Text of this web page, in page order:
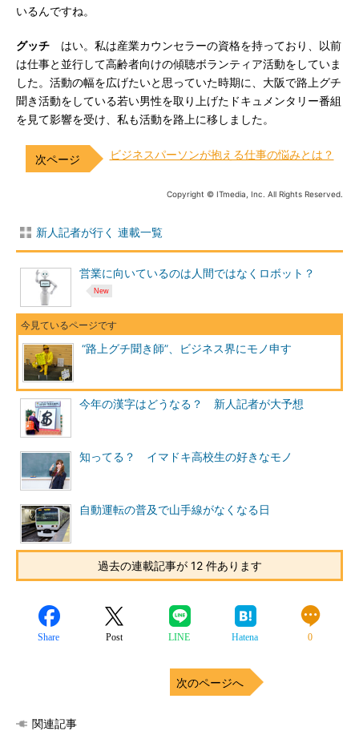
いるんですね。
グッチ はい。私は産業カウンセラーの資格を持っており、以前
は仕事と並行して高齢者向けの傾聴ボランティア活動をしていま
した。活動の幅を広げたいと思っていた時期に、大阪で路上グチ
聞き活動をしている若い男性を取り上げたドキュメンタリー番組
を見て影響を受け、私も活動を路上に移しました。
ビジネスパーソンが抱える仕事の悩みとは？
Copyright © ITmedia, Inc. All Rights Reserved.
新人記者が行く 連載一覧
営業に向いているのは人間ではなくロボット？
“路上グチ聞き師”、ビジネス界にモノ申す
今年の漢字はどうなる？ 新人記者が大予想
知ってる？ イマドキ高校生の好きなモノ
自動運転の普及で山手線がなくなる日
過去の連載記事が 12 件あります
Share Post LINE Hatena 0
次のページへ
関連記事